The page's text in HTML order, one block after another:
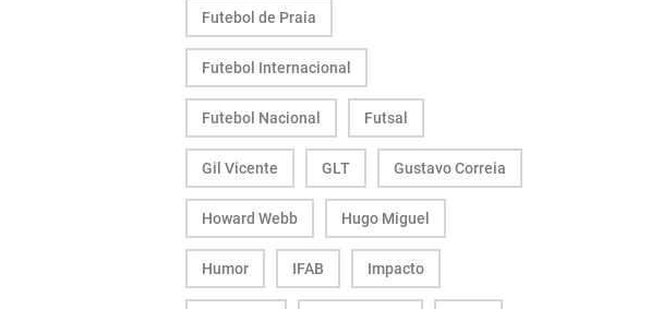
Futebol de Praia
Futebol Internacional
Futebol Nacional Futsal
Gil Vicente GLT Gustavo Correia
Howard Webb Hugo Miguel
Humor IFAB Impacto